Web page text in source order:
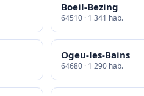
Boeil-Bezing
64510 · 1 341 hab.
Ogeu-les-Bains
64680 · 1 290 hab.